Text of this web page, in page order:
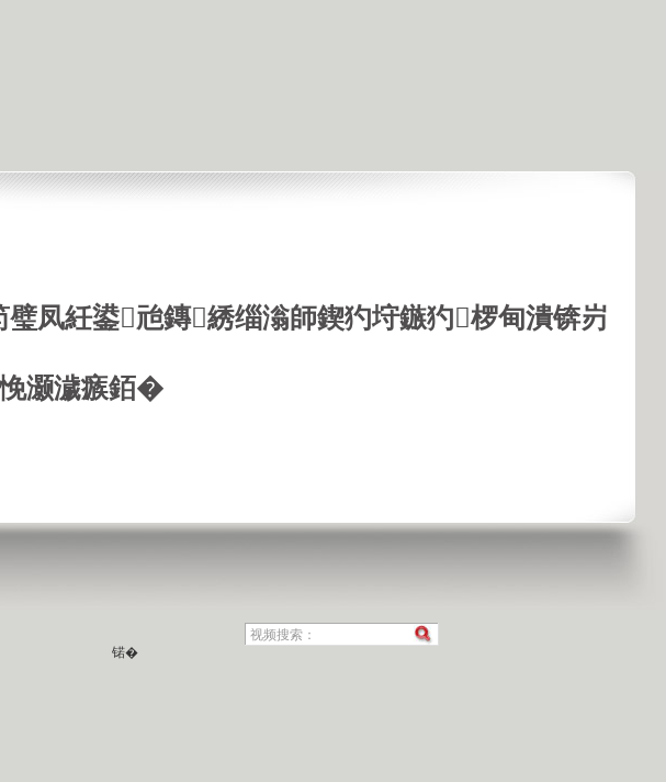
璧凤紝鍙兘鏄綉缁滃師鍥犳垨鏃犳椤甸潰锛岃
灏濊瘯銆�
锘�